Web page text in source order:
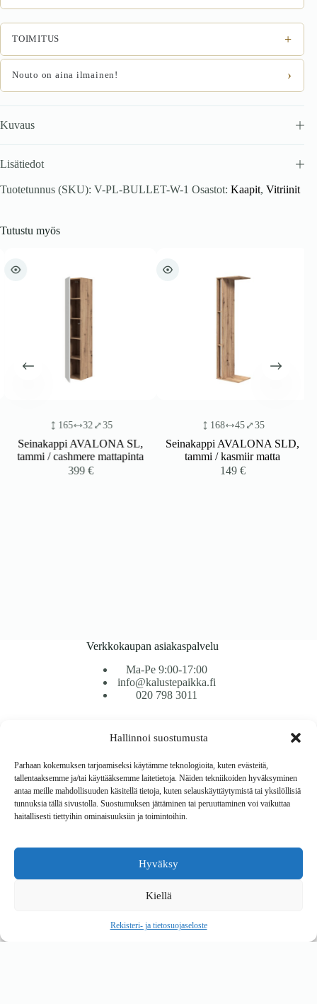
Hallinnoi suostumusta
Parhaan kokemuksen tarjoamiseksi käytämme teknologioita, kuten evästeitä,
tallentaaksemme ja/tai käyttääksemme laitetietoja. Näiden tekniikoiden hyväksyminen
antaa meille mahdollisuuden käsitellä tietoja, kuten selauskäyttäytymistä tai yksilöllisiä
tunnuksia tällä sivustolla. Suostumuksen jättäminen tai peruuttaminen voi vaikuttaa
haitallisesti tiettyihin ominaisuuksiin ja toimintoihin.
Hyväksy
Kiellä
Rekisteri- ja tietosuojaseloste
kulta
määrä
TOIMITUS +
Nouto on aina ilmainen! ›
Kuvaus
Lisätiedot
Tuotetunnus (SKU): V-PL-BULLET-W-1 Osastot: Kaapit, Vitriinit
Tutustu myös
165 32 35
Seinakappi AVALONA SL,
tammi / cashmere mattapinta
399€
168 45 35
Seinakappi AVALONA SLD,
tammi / kasmiir matta
149€
Verkkokaupan asiakaspalvelu
Ma-Pe 9:00-17:00
info@kalustepaikka.fi
020 798 3011
Maksutavat
Vaihto ja palautus
Reklamaatiot
Tietoa
Copyright © 2026 Kalustepaikka